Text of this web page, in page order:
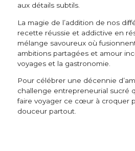
aux détails subtils.
La magie de l’addition de nos
recette réussie et addictive en
mélange savoureux où
ambitions partagées et amour
voyages et la gastronomie.
Pour célébrer une décennie
challenge entrepreneurial sucré
faire voyager ce cœur à croquer
douceur partout.